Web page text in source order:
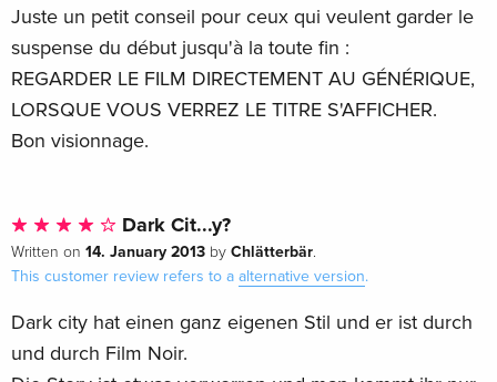
Juste un petit conseil pour ceux qui veulent garder le
suspense du début jusqu'à la toute fin :
REGARDER LE FILM DIRECTEMENT AU GÉNÉRIQUE,
LORSQUE VOUS VERREZ LE TITRE S'AFFICHER.
Bon visionnage.
Dark Cit...y?
Written on 14. January 2013 by Chlätterbär.
This customer review refers to a alternative version.
Dark city hat einen ganz eigenen Stil und er ist durch
und durch Film Noir.